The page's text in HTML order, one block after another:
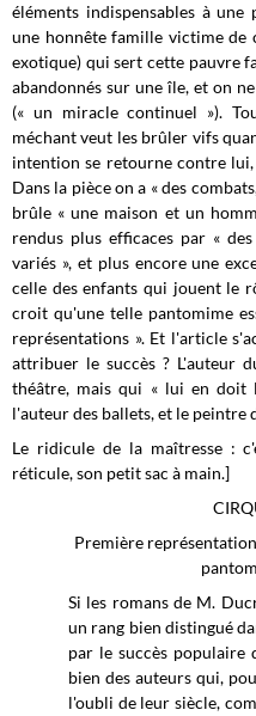
éléments indispensables à
une honnête famille victime de
exotique) qui sert cette pauvre
abandonnés sur une île, et on
(« un miracle continuel »).
méchant veut les brûler vifs
intention se retourne contre
Dans la pièce on a « des
brûle « une maison et un
rendus plus efficaces par «
variés », et plus encore une
celle des enfants qui jouent le
croit qu'une telle pantomime
représentations ». Et l'article
attribuer le succès ? L'auteur
théâtre, mais qui « lui en doit
l'auteur des ballets, et le peintre
Le ridicule de la maîtresse :
réticule, son petit sac à main.]
Première
Si les romans de M.
un rang bien distingué
par le succès populaire
bien des auteurs qui,
l'oubli de leur siècle,